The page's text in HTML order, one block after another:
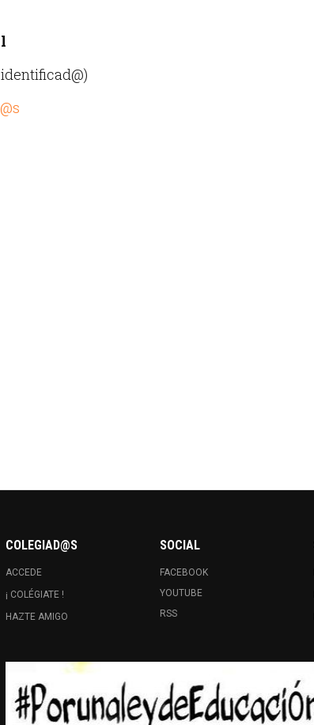
COLEGIAD@S
ACCEDE
¡ COLÉGIATE !
HAZTE AMIGO
SOCIAL
FACEBOOK
YOUTUBE
RSS